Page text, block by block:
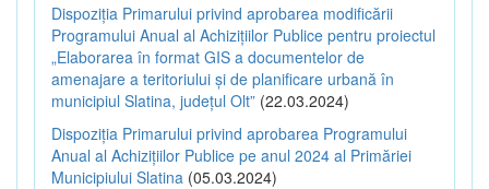
Dispoziția Primarului privind aprobarea modificării
Programului Anual al Achizițiilor Publice pentru proiectul
„Elaborarea în format GIS a documentelor de
amenajare a teritoriului și de planificare urbană în
municipiul Slatina, județul Olt” (22.03.2024)
Dispoziția Primarului privind aprobarea Programului
Anual al Achizițiilor Publice pe anul 2024 al Primăriei
Municipiului Slatina (05.03.2024)